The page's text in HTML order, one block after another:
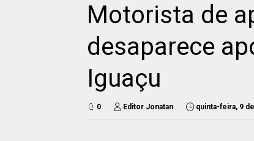
Motorista de
desaparece
Iguaçu
0 Editor Jonatan quinta-feira, 9